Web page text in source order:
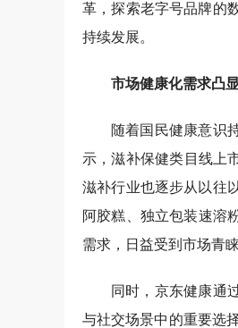
革，探索老字号品牌的
持续发展。
市场健康化需求凸
随着国民健康意识
示，滋补保健类目线上
滋补行业也逐步从以往
阿胶糕、独立包装速溶
需求，日益受到市场青睐
同时，京东健康通
与社交场景中的重要选